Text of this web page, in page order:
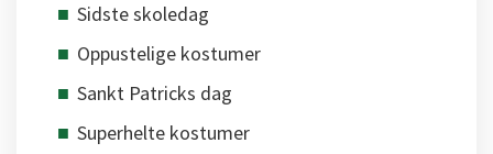
Sidste skoledag
Oppustelige kostumer
Sankt Patricks dag
Superhelte kostumer